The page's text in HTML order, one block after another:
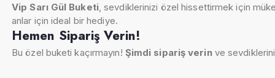
Vip Sarı Gül Buketi, sevdiklerinizi özel hissettirmek için
anlar için ideal bir hediye.
Hemen Sipariş Verin!
Bu özel buketi kaçırmayın! Şimdi sipariş verinve